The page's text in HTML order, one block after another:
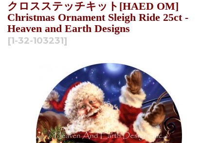
クロスステッチキット[HAED OM]
Christmas Ornament Sleigh Ride 25ct -
Heaven and Earth Designs
[1-32-103231]